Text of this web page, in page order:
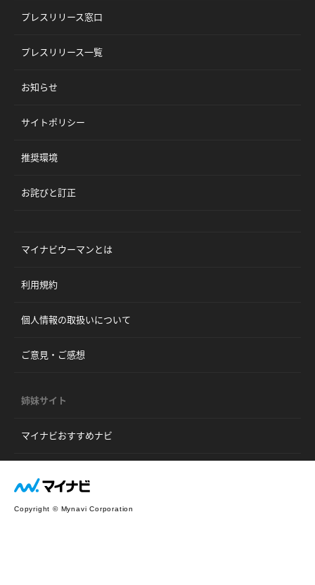
プレスリリース窓口
プレスリリース一覧
お知らせ
サイトポリシー
推奨環境
お詫びと訂正
マイナビウーマンとは
利用規約
個人情報の取扱いについて
ご意見・ご感想
姉妹サイト
マイナビおすすめナビ
Copyright © Mynavi Corporation